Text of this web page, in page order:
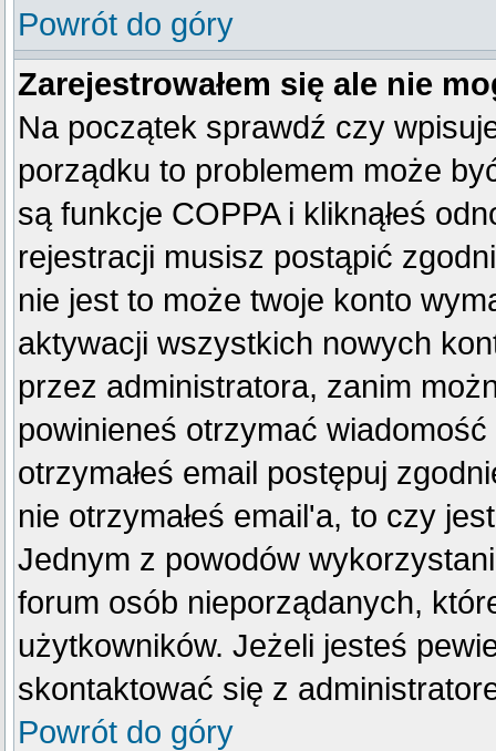
Powrót do góry
Zarejestrowałem się ale nie
Na początek sprawdź czy
porządku to problemem może
są funkcje COPPA i kliknąłeś
rejestracji musisz postąpić
nie jest to może twoje konto
aktywacji wszystkich nowych
przez administratora, zanim
powinieneś otrzymać
otrzymałeś email postępuj
nie otrzymałeś email'a, to czy
Jednym z powodów
forum osób nieporządanych,
użytkowników. Jeżeli jesteś
skontaktować się z
Powrót do góry